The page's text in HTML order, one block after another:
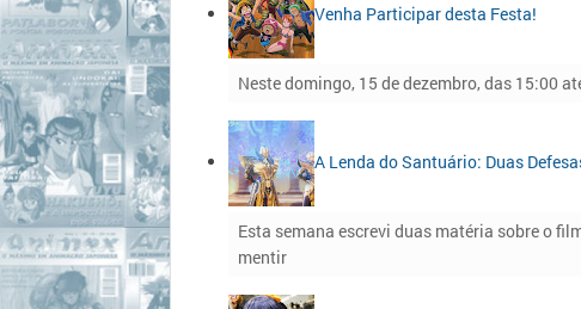
Venha Participar desta Festa!
Neste domingo, 15 de dezembro, das 15:00
A Lenda do Santuário: Duas
Esta semana escrevi duas matéria sobre o
mentir